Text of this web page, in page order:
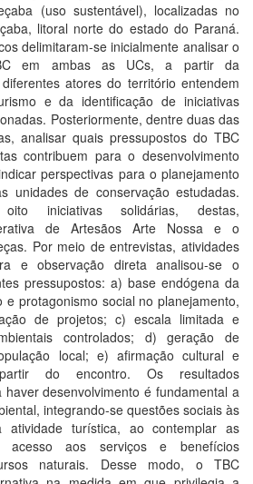
(uso sustentável), localizadas no
litoral norte do estado do Paraná.
delimitaram-se inicialmente analisar o
em ambas as UCs, a partir da
atores do território entendem
e da identificação de iniciativas
Posteriormente, dentre duas das
analisar quais pressupostos do TBC
contribuem para o desenvolvimento
perspectivas para o planejamento
unidades de conservação estudadas.
iniciativas solidárias, destas,
de Artesãos Arte Nossa e o
Por meio de entrevistas, atividades
e observação direta analisou-se o
pressupostos: a) base endógena da
e protagonismo social no planejamento,
de projetos; c) escala limitada e
controlados; d) geração de
local; e) afirmação cultural e
do encontro. Os resultados
desenvolvimento é fundamental a
integrando-se questões sociais às
atividade turística, ao contemplar as
acesso aos serviços e benefícios
naturais. Desse modo, o TBC